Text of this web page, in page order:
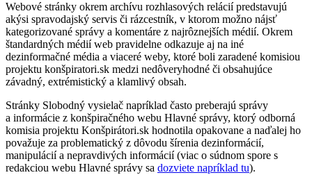
Webové stránky okrem archívu rozhlasových relácií predstavujú
akýsi spravodajský servis či rázcestník, v ktorom možno nájsť
kategorizované správy a komentáre z najrôznejších médií. Okrem
štandardných médií web pravidelne odkazuje aj na iné
dezinformačné média a viaceré weby, ktoré boli zaradené komisiou
projektu konšpiratori.sk medzi nedôveryhodné či obsahujúce
závadný, extrémistický a klamlivý obsah.
Stránky Slobodný vysielač napríklad často preberajú správy
a informácie z konšpiračného webu Hlavné správy, ktorý odborná
komisia projektu Konšpirátori.sk hodnotila opakovane a naďalej ho
považuje za problematický z dôvodu šírenia dezinformácií,
manipulácií a nepravdivých informácií (viac o súdnom spore s
redakciou webu Hlavné správy sa dozviete napríklad tu).